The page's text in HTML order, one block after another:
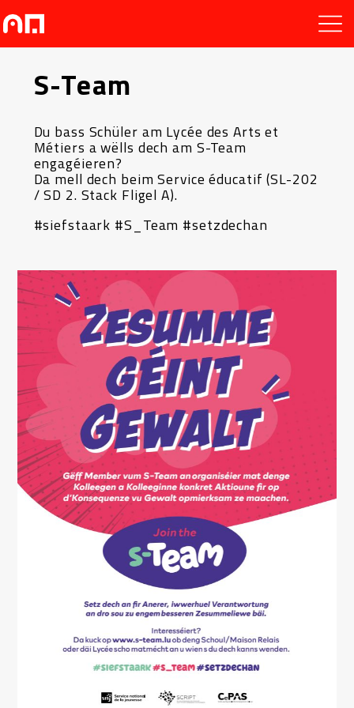
S-Team
Du bass Schüler am Lycée des Arts et
Métiers a wëlls dech am S-Team
engagéieren?
Da mell dech beim Service éducatif (SL-202
/ SD 2. Stack Fligel A).
#siefstaark #S_Team #setzdechan